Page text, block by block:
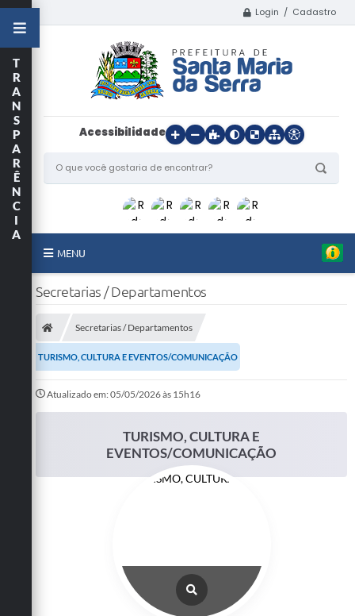
Login / Cadastro
Acessibilidade
MENU
Início
Cultura
Conselhos Municipais
Legislação
T
R
A
N
S
P
A
R
Ê
N
C
I
A
Secretarias / Departamentos
Secretarias / Departamentos
TURISMO, CULTURA E EVENTOS/COMUNICAÇÃO
Atualizado em: 05/05/2026 às 15h16
TURISMO, CULTURA E
EVENTOS/COMUNICAÇÃO